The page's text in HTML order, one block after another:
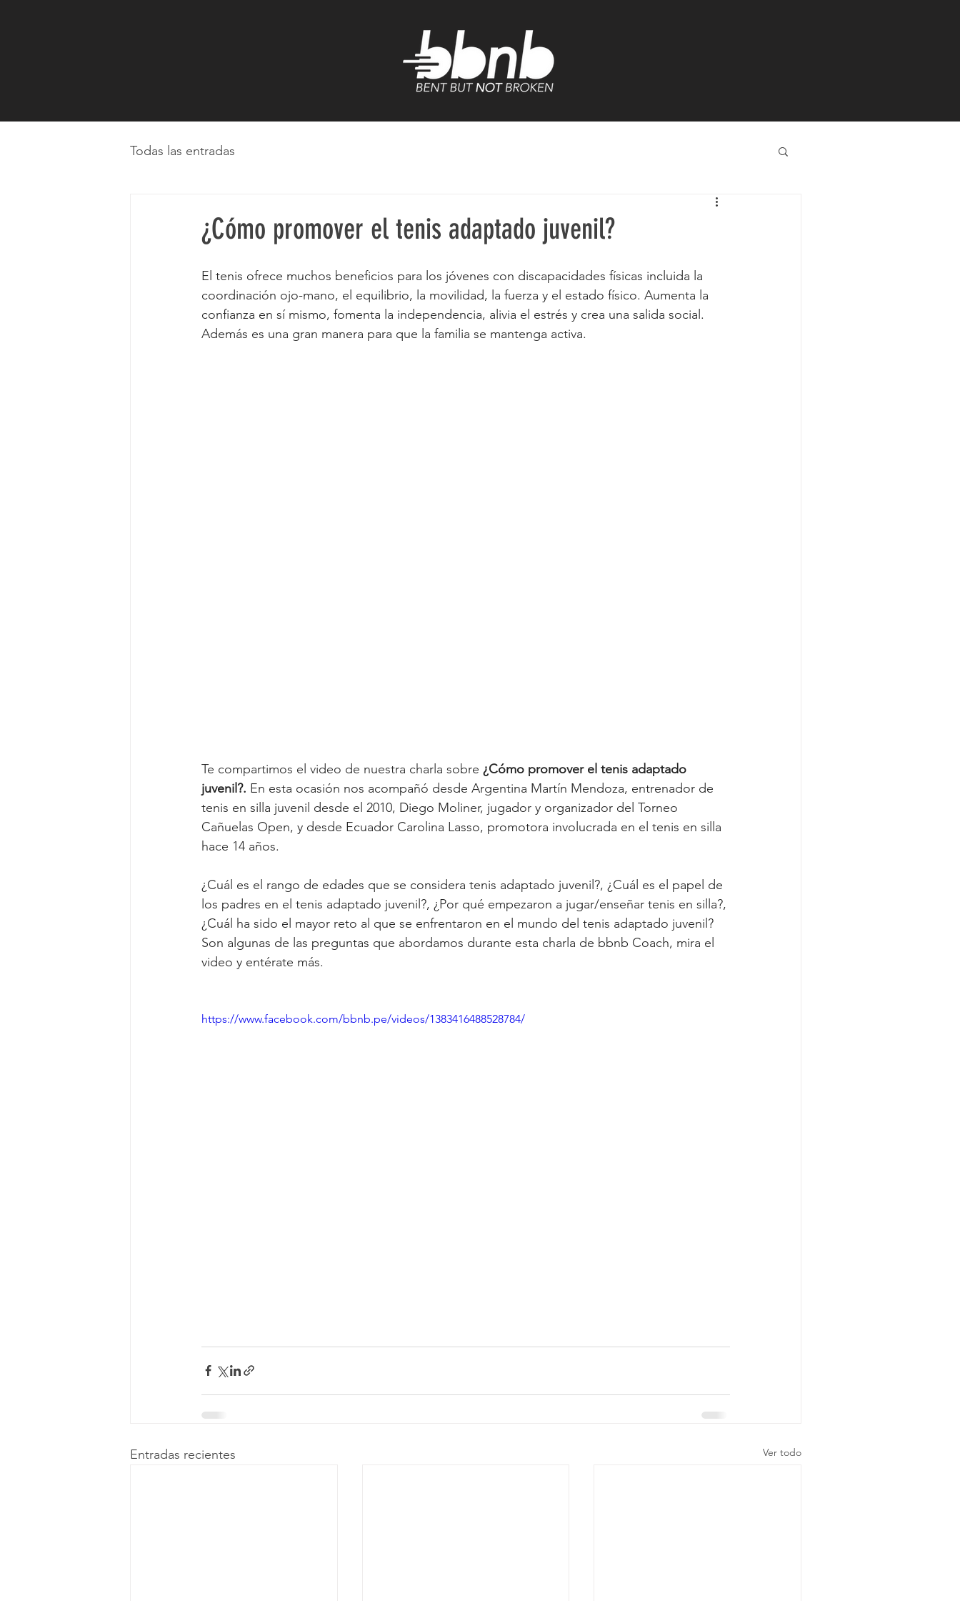
Todas las entradas
¿Cómo promover el tenis adaptado juvenil?
El tenis ofrece muchos beneficios para los jóvenes con discapacidades físicas incluida la
coordinación ojo-mano, el equilibrio, la movilidad, la fuerza y el estado físico. Aumenta la
confianza en sí mismo, fomenta la independencia, alivia el estrés y crea una salida social.
Además es una gran manera para que la familia se mantenga activa.
Te compartimos el video de nuestra charla sobre ¿Cómo promover el tenis adaptado
juvenil?. En esta ocasión nos acompañó desde Argentina Martín Mendoza, entrenador de
tenis en silla juvenil desde el 2010, Diego Moliner, jugador y organizador del Torneo
Cañuelas Open, y desde Ecuador Carolina Lasso, promotora involucrada en el tenis en silla
hace 14 años.
¿Cuál es el rango de edades que se considera tenis adaptado juvenil?, ¿Cuál es el papel de
los padres en el tenis adaptado juvenil?, ¿Por qué empezaron a jugar/enseñar tenis en silla?,
¿Cuál ha sido el mayor reto al que se enfrentaron en el mundo del tenis adaptado juvenil?
Son algunas de las preguntas que abordamos durante esta charla de bbnb Coach, mira el
video y entérate más.
https://www.facebook.com/bbnb.pe/videos/1383416488528784/
Entradas recientes Ver todo